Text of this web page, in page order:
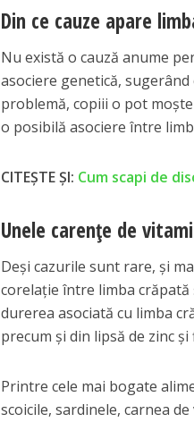
Din ce cauze apare
Nu există o cauză anume
asociere genetică,
problemă, copiii o pot
o posibilă asociere între
CITEŞTE ŞI: Cum scapi de
Unele carențe de
Deși cazurile sunt rare, și
corelație între limba crăpată
durerea asociată cu limba
precum și din lipsă de zinc și
Printre cele mai bogate
scoicile, sardinele, carnea